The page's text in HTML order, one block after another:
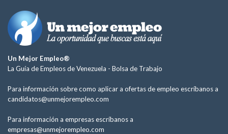
Un Mejor Empleo®
La Guía de Empleos de Venezuela - Bolsa de Trabajo
Para información sobre como aplicar a ofertas de empleo escríbanos a
candidatos@unmejorempleo.com
Para información a empresas escríbanos a
empresas@unmejorempleo.com